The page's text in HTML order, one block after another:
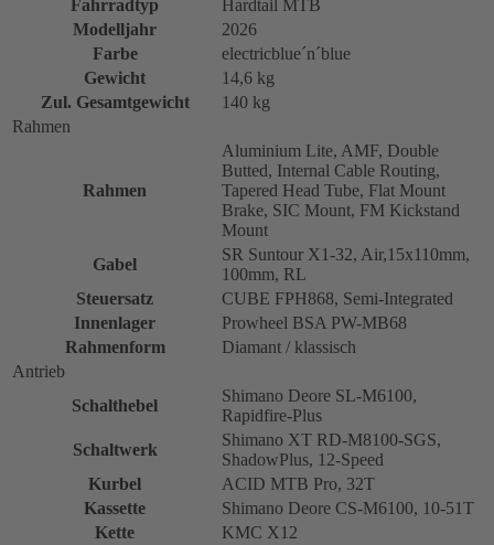
Fahrradtyp
Hardtail MTB
Modelljahr
2026
Farbe
electricblue´n´blue
Gewicht
14,6 kg
Zul. Gesamtgewicht
140 kg
Rahmen
Rahmen
Aluminium Lite, AMF, Double
Butted, Internal Cable Routing,
Tapered Head Tube, Flat Mount
Brake, SIC Mount, FM Kickstand
Mount
Gabel
SR Suntour X1-32, Air,15x110mm,
100mm, RL
Steuersatz
CUBE FPH868, Semi-Integrated
Innenlager
Prowheel BSA PW-MB68
Rahmenform
Diamant / klassisch
Antrieb
Schalthebel
Shimano Deore SL-M6100,
Rapidfire-Plus
Schaltwerk
Shimano XT RD-M8100-SGS,
ShadowPlus, 12-Speed
Kurbel
ACID MTB Pro, 32T
Kassette
Shimano Deore CS-M6100, 10-51T
Kette
KMC X12